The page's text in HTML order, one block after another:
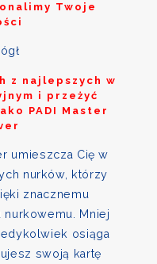
Twoje
z najlepszych w
i przeżyć
PADI Master
umieszcza Cię w
nurków, którzy
znacznemu
Mniej
osiąga
swoją kartę